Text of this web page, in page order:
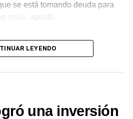
se está tomando deuda para
real», apuntó.
y negociaciones a la baja, el
real. Antes la deuda era un
Sin embargo, advirtió que
permanente para cubrir
para invertir».
LEYENDO
una inversión